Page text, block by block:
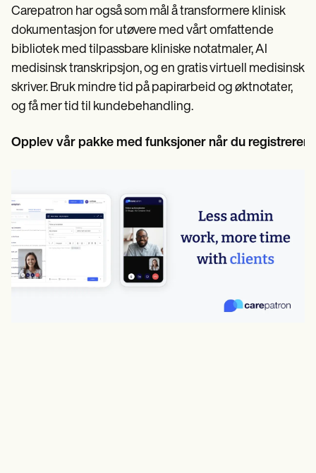
Carepatron har også som mål å transformere klinisk
dokumentasjon for utøvere med vårt omfattende
bibliotek med tilpassbare kliniske notatmaler, AI
medisinsk transkripsjon, og en gratis virtuell medisinsk
skriver. Bruk mindre tid på papirarbeid og øktnotater,
og få mer tid til kundebehandling.
Opplev vår pakke med funksjoner når du registrerer